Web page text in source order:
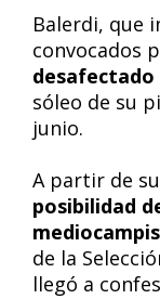
Balerdi, que
convocados
desafectado
sóleo de su
junio.
A partir de
posibilidad
de la
llegó a